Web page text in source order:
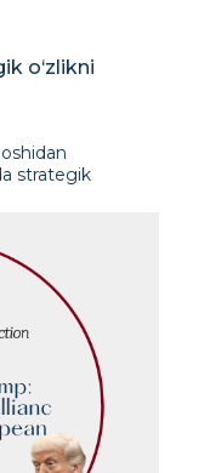
o‘zlikni
strategik
turibdi.